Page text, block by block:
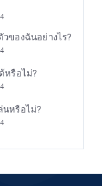
ของฉันอย่างไร?
หรือไม่?
นหรือไม่?